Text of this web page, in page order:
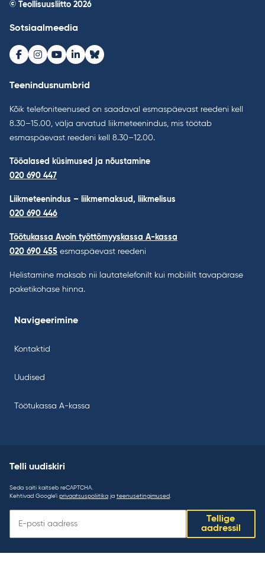
© Teollisuusliitto 2026
Sotsiaalmeedia
Facebook
Instagram
Youtube
LinkedInBluesky
Teenindusnumbrid
Kõik telefoniteenused on saadaval esmaspäevast reedeni kell
8.30–15.00, välja arvatud liikmeteenindus, mis töötab
esmaspäevast reedeni kell 8.30–12.00.
Tööalased küsimused ja nõustamine
020 690 447
Liikmeteenindus – liikmemaksud, liikmelisus
020 690 446
Töötukassa Avoin työttömyyskassa A-kassa
020 690 455 esmaspäevast reedeni
Helistamine maksab nii lautatelefonilt kui mobiililt tavapärase
paketikohase hinna.
Navigeerimine
Kontaktid
Uudised
Töötukassa A-kassa
Telli uudiskiri
Seda saiti kaitseb reCAPTCHA.
Kehtivad Google’i privaatsuspoliitika ja teenusetingimused.
uudiskiri:
Tellige
aadressil